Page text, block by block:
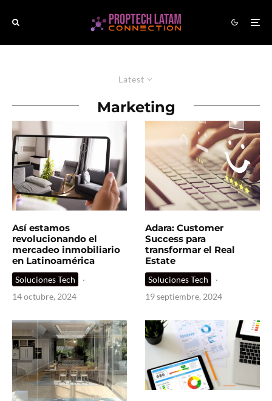
Latest
Marketing
Así estamos
revolucionando el
mercadeo inmobiliario
en Latinoamérica
Soluciones Tech
·
14 octubre, 2024
Adara: Customer
Success para
transformar el Real
Estate
Soluciones Tech
·
19 septiembre, 2024